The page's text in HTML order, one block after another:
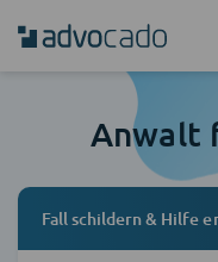
Anwalt
Fall schildern & Hilfe